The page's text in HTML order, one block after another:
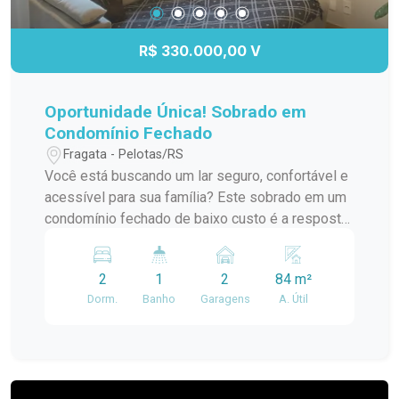
a sua família. O local é ideal para quem procura
um ambiente seguro e agradável, longe da
agitação do centro da cidade. Não perca esta
conforto, segurança e praticidade.
R$ 330.000,00 V
Oportunidade Única! Sobrado em
Condomínio Fechado
Fragata - Pelotas/RS
Você está buscando um lar seguro, confortável e
acessível para sua família? Este sobrado em um
condomínio fechado de baixo custo é a resposta
perfeita de comodidade, segurança e preço
acessível, esta é a oportunidade que você estava
esperando. Características: Dois Dormitórios:
2
Dorm.
1
Banho
2
Garagens
84 m²
A. Útil